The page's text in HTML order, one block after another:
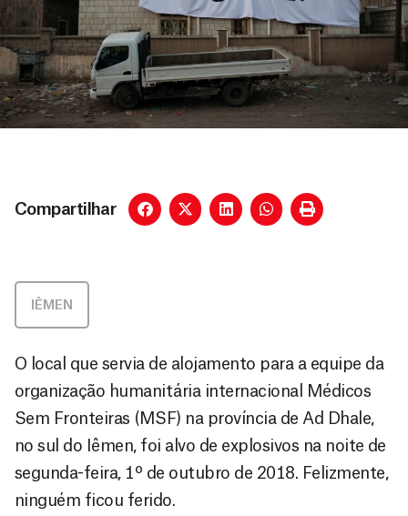
Compartilhar
IÊMEN
O local que servia de alojamento para a equipe da
organização humanitária internacional Médicos
Sem Fronteiras (MSF) na província de Ad Dhale,
no sul do Iêmen, foi alvo de explosivos na noite de
segunda-feira, 1º de outubro de 2018. Felizmente,
ninguém ficou ferido.